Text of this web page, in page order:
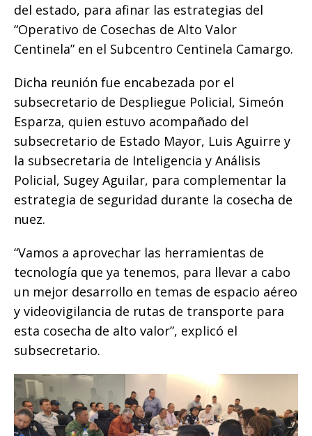
del estado, para afinar las estrategias del
“Operativo de Cosechas de Alto Valor
Centinela” en el Subcentro Centinela Camargo.
Dicha reunión fue encabezada por el
subsecretario de Despliegue Policial, Simeón
Esparza, quien estuvo acompañado del
subsecretario de Estado Mayor, Luis Aguirre y
la subsecretaria de Inteligencia y Análisis
Policial, Sugey Aguilar, para complementar la
estrategia de seguridad durante la cosecha de
nuez.
“Vamos a aprovechar las herramientas de
tecnología que ya tenemos, para llevar a cabo
un mejor desarrollo en temas de espacio aéreo
y videovigilancia de rutas de transporte para
esta cosecha de alto valor”, explicó el
subsecretario.